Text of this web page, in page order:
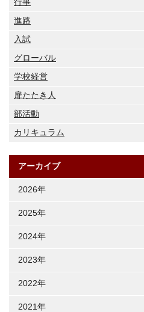
進路
入試
グローバル
学校経営
扉たたき人
部活動
カリキュラム
アーカイブ
2026年
2025年
2024年
2023年
2022年
2021年